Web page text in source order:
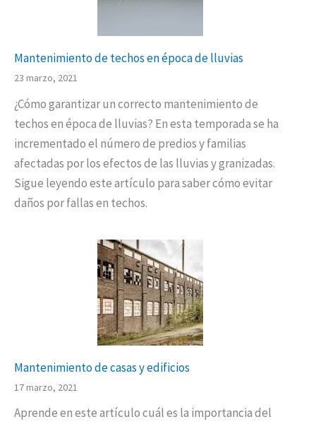
Mantenimiento de techos en época de lluvias
23 marzo, 2021
¿Cómo garantizar un correcto mantenimiento de
techos en época de lluvias? En esta temporada se ha
incrementado el número de predios y familias
afectadas por los efectos de las lluvias y granizadas.
Sigue leyendo este artículo para saber cómo evitar
daños por fallas en techos.
Mantenimiento de casas y edificios
17 marzo, 2021
Aprende en este artículo cuál es la importancia del